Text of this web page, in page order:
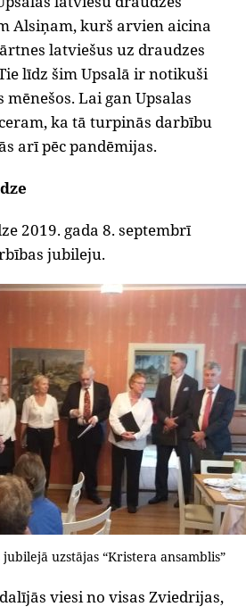
Alsiņam, kurš arvien aicina
latviešus uz draudzes
līdz šim Upsalā ir notikuši
Lai gan Upsalas
ka tā turpinās darbību
arī pēc pandēmijas.
2019. gada 8. septembrī
jubileju.
uzstājas “Kristera ansamblis”
viesi no visas Zviedrijas,